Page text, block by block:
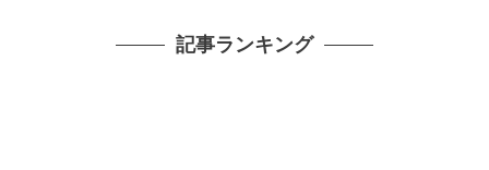
対応 オーバルライス 真
記事ランキング